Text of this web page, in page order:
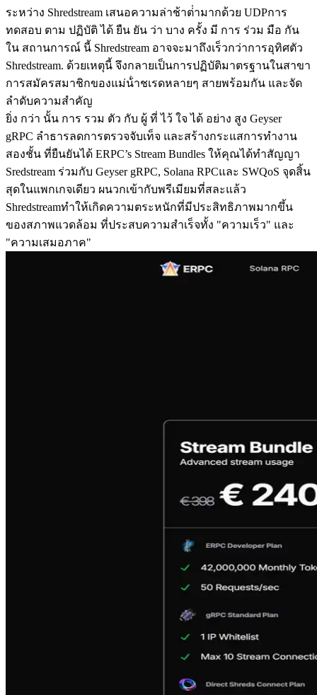
ระหว่าง Shredstream เสนอความล่าช้าต่ํามากด้วย UDPการ
ทดสอบ ตาม ปฏิบัติ ได้ ยืน ยัน ว่า บาง ครั้ง มี การ ร่วม มือ กัน
ใน สถานการณ์ นี้ Shredstream อาจจะมาถึงเร็วกว่าการอุทิศตัว
Shredstream. ด้วยเหตุนี้ จึงกลายเป็นการปฏิบัติมาตรฐานในสาขา
การสมัครสมาชิกของแม่น้ําชเรดหลายๆ สายพร้อมกัน และจัด
ลําดับความสําคัญ
ยิ่ง กว่า นั้น การ รวม ตัว กับ ผู้ ที่ ไว้ ใจ ได้ อย่าง สูง Geyser
gRPC ลําธารลดการตรวจจับเท็จ และสร้างกระแสการทํางาน
สองชั้น ที่ยืนยันได้ ERPC’s Stream Bundles ให้คุณได้ทําสัญญา
Sredstream ร่วมกับ Geyser gRPC, Solana RPCและ SWQoS จุดสิ้น
สุดในแพกเกจเดียว ผนวกเข้ากับพรีเมียมที่สละแล้ว
Shredstreamทําให้เกิดความตระหนักที่มีประสิทธิภาพมากขึ้น
ของสภาพแวดล้อม ที่ประสบความสําเร็จทั้ง "ความเร็ว" และ
"ความเสมอภาค"